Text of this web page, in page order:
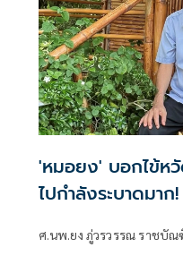
'หมอยง' บอกไข้ห
ไปกำลังระบาดมาก!
ศ.นพ.ยง ภู่วรวรรณ ราชบั